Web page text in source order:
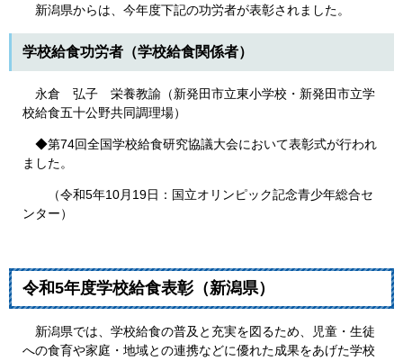
新潟県からは、今年度下記の功労者が表彰されました。
学校給食功労者（学校給食関係者）
永倉 弘子 栄養教諭（新発田市立東小学校・新発田市立学
校給食五十公野共同調理場）
◆第74回全国学校給食研究協議大会において表彰式が行われ
ました。
（令和5年10月19日：国立オリンピック記念青少年総合セ
ンター）
令和5年度学校給食表彰（新潟県）
新潟県では、学校給食の普及と充実を図るため、児童・生徒
への食育や家庭・地域との連携などに優れた成果をあげた学校